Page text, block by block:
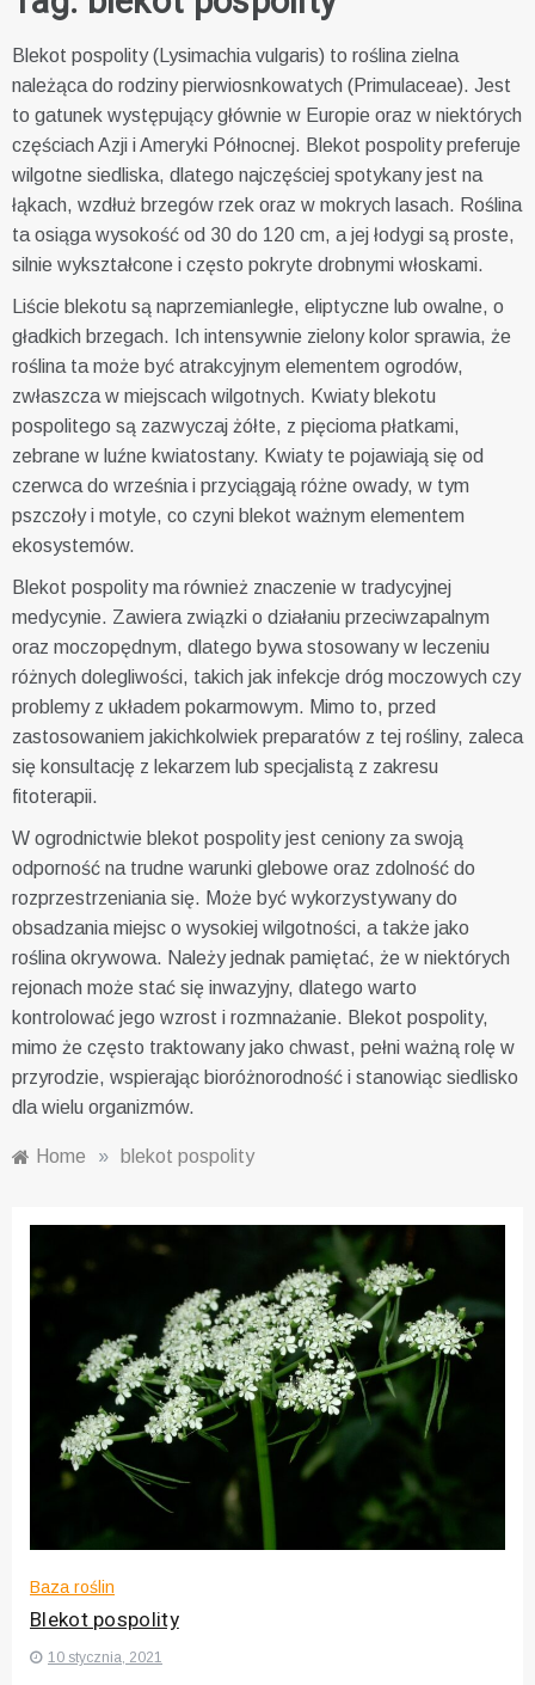
Blekot pospolity (Lysimachia vulgaris) to roślina zielna
należąca do rodziny pierwiosnkowatych (Primulaceae). Jest
to gatunek występujący głównie w Europie oraz w niektórych
częściach Azji i Ameryki Północnej. Blekot pospolity preferuje
wilgotne siedliska, dlatego najczęściej spotykany jest na
łąkach, wzdłuż brzegów rzek oraz w mokrych lasach. Roślina
ta osiąga wysokość od 30 do 120 cm, a jej łodygi są proste,
silnie wykształcone i często pokryte drobnymi włoskami.
Liście blekotu są naprzemianległe, eliptyczne lub owalne, o
gładkich brzegach. Ich intensywnie zielony kolor sprawia, że
roślina ta może być atrakcyjnym elementem ogrodów,
zwłaszcza w miejscach wilgotnych. Kwiaty blekotu
pospolitego są zazwyczaj żółte, z pięcioma płatkami,
zebrane w luźne kwiatostany. Kwiaty te pojawiają się od
czerwca do września i przyciągają różne owady, w tym
pszczoły i motyle, co czyni blekot ważnym elementem
ekosystemów.
Blekot pospolity ma również znaczenie w tradycyjnej
medycynie. Zawiera związki o działaniu przeciwzapalnym
oraz moczopędnym, dlatego bywa stosowany w leczeniu
różnych dolegliwości, takich jak infekcje dróg moczowych czy
problemy z układem pokarmowym. Mimo to, przed
zastosowaniem jakichkolwiek preparatów z tej rośliny, zaleca
się konsultację z lekarzem lub specjalistą z zakresu
fitoterapii.
W ogrodnictwie blekot pospolity jest ceniony za swoją
odporność na trudne warunki glebowe oraz zdolność do
rozprzestrzeniania się. Może być wykorzystywany do
obsadzania miejsc o wysokiej wilgotności, a także jako
roślina okrywowa. Należy jednak pamiętać, że w niektórych
rejonach może stać się inwazyjny, dlatego warto
kontrolować jego wzrost i rozmnażanie. Blekot pospolity,
mimo że często traktowany jako chwast, pełni ważną rolę w
przyrodzie, wspierając bioróżnorodność i stanowiąc siedlisko
dla wielu organizmów.
Home » blekot pospolity
Baza roślin
Blekot pospolity
10 stycznia, 2021